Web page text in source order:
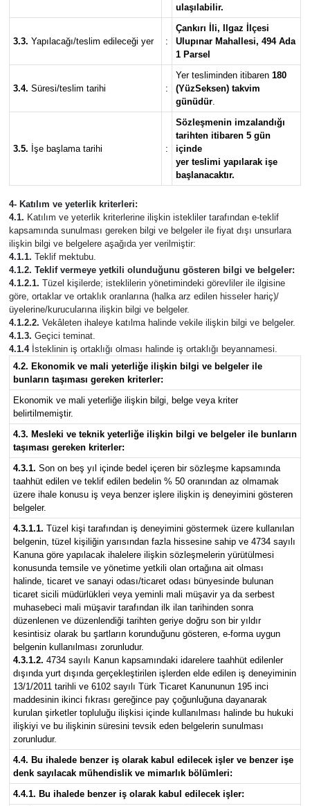
ulaşılabilir.
3.3. Yapılacağı/teslim edileceği yer :
Çankırı İli, Ilgaz İlçesi
Ulupınar Mahallesi, 494 Ada
1 Parsel
3.4. Süresi/teslim tarihi :
Yer tesliminden itibaren 180
(YüzSeksen) takvim
günüdür.
3.5. İşe başlama tarihi :
Sözleşmenin imzalandığı
tarihten itibaren 5 gün
içinde
yer teslimi yapılarak işe
başlanacaktır.
4- Katılım ve yeterlik kriterleri:
4.1. Katılım ve yeterlik kriterlerine ilişkin istekliler tarafından e-teklif
kapsamında sunulması gereken bilgi ve belgeler ile fiyat dışı unsurlara
ilişkin bilgi ve belgelere aşağıda yer verilmiştir:
4.1.1. Teklif mektubu.
4.1.2. Teklif vermeye yetkili olunduğunu gösteren bilgi ve belgeler:
4.1.2.1. Tüzel kişilerde; isteklilerin yönetimindeki görevliler ile ilgisine
göre, ortaklar ve ortaklık oranlarına (halka arz edilen hisseler hariç)/
üyelerine/kurucularına ilişkin bilgi ve belgeler.
4.1.2.2. Vekâleten ihaleye katılma halinde vekile ilişkin bilgi ve belgeler.
4.1.3. Geçici teminat.
4.1.4İsteklinin iş ortaklığı olması halinde iş ortaklığı beyannamesi.
4.2. Ekonomik ve mali yeterliğe ilişkin bilgi ve belgeler ile
bunların taşıması gereken kriterler:
Ekonomik ve mali yeterliğe ilişkin bilgi, belge veya kriter
belirtilmemiştir.
4.3. Mesleki ve teknik yeterliğe ilişkin bilgi ve belgeler ile bunların
taşıması gereken kriterler:
4.3.1. Son on beş yıl içinde bedel içeren bir sözleşme kapsamında
taahhüt edilen ve teklif edilen bedelin % 50 oranından az olmamak
üzere ihale konusu iş veya benzer işlere ilişkin iş deneyimini gösteren
belgeler.
4.3.1.1. Tüzel kişi tarafından iş deneyimini göstermek üzere kullanılan
belgenin, tüzel kişiliğin yarısından fazla hissesine sahip ve 4734 sayılı
Kanuna göre yapılacak ihalelere ilişkin sözleşmelerin yürütülmesi
konusunda temsile ve yönetime yetkili olan ortağına ait olması
halinde, ticaret ve sanayi odası/ticaret odası bünyesinde bulunan
ticaret sicili müdürlükleri veya yeminli mali müşavir ya da serbest
muhasebeci mali müşavir tarafından ilk ilan tarihinden sonra
düzenlenen ve düzenlendiği tarihten geriye doğru son bir yıldır
kesintisiz olarak bu şartların korunduğunu gösteren, e-forma uygun
belgenin kullanılması zorunludur.
4.3.1.2. 4734 sayılı Kanun kapsamındaki idarelere taahhüt edilenler
dışında yurt dışında gerçekleştirilen işlerden elde edilen iş deneyiminin
13/1/2011 tarihli ve 6102 sayılı Türk Ticaret Kanununun 195 inci
maddesinin ikinci fıkrası gereğince pay çoğunluğuna dayanarak
kurulan şirketler topluluğu ilişkisi içinde kullanılması halinde bu hukuki
ilişkiyi ve bu ilişkinin süresini tevsik eden belgelerin sunulması
zorunludur.
4.4. Bu ihalede benzer iş olarak kabul edilecek işler ve benzer işe
denk sayılacak mühendislik ve mimarlık bölümleri:
4.4.1. Bu ihalede benzer iş olarak kabul edilecek işler: